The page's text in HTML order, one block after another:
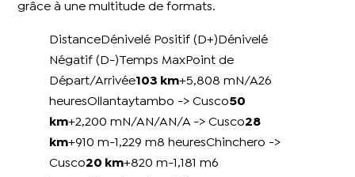
grâce à une multitude de formats.
DistanceDénivelé Positif (D+)Dénivelé
Négatif (D-)Temps MaxPoint de
Départ/Arrivée103 km+5,808 mN/A26
heuresOllantaytambo -> Cusco50
km+2,200 mN/AN/AN/A -> Cusco28
km+910 m-1,229 m8 heuresChinchero ->
Cusco20 km+820 m-1,181 m6